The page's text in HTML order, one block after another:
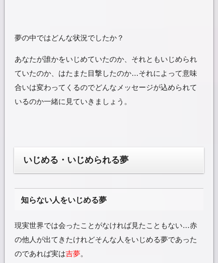
夢の中ではどんな状況でしたか？
あなたが誰かをいじめていたのか、それともいじめられ
ていたのか、はたまた目撃したのか…それによって意味
合いは変わってくるのでどんなメッセージが込められて
いるのか一緒に見ていきましょう。
いじめる・いじめられる夢
知らない人をいじめる夢
現実世界では会ったことがなければ見たこともない…赤
の他人が出てきたけれどそんな人をいじめる夢であった
のであれば実は吉夢。